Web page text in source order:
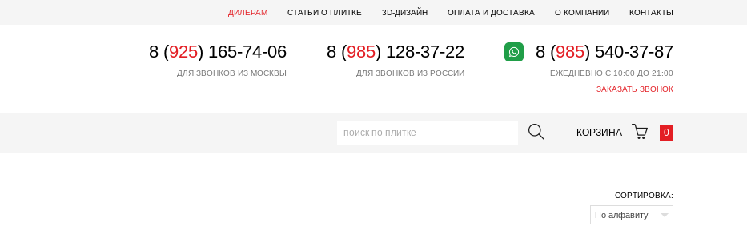
ДИЛЕРАМ СТАТЬИ О ПЛИТКЕ 3D-ДИЗАЙН ОПЛАТА И ДОСТАВКА О КОМПАНИИ КОНТАКТЫ
8 (925) 165-74-06
ДЛЯ ЗВОНКОВ ИЗ МОСКВЫ
8 (985) 128-37-22
ДЛЯ ЗВОНКОВ ИЗ РОССИИ
8 (985) 540-37-87
ЕЖЕДНЕВНО С 10:00 ДО 21:00
ЗАКАЗАТЬ ЗВОНОК
КОРЗИНА 0
СОРТИРОВКА:
По алфавиту